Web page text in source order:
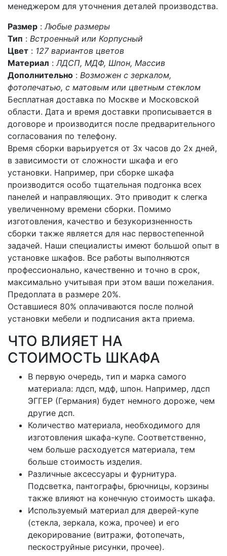
менеджером для уточнения деталей производства.
Размер : Любые размеры
Тип : Встроенный или Корпусный
Цвет : 127 вариантов цветов
Материал : ЛДСП, МДФ, Шпон, Массив
Дополнительно : Возможен с зеркалом,
фотопечатью, с матовым или цветным стеклом
Бесплатная доставка по Москве и Московской
области. Дата и время доставки прописывается в
договоре и производится после предварительного
согласования по телефону.
Время сборки варьируется от 3х часов до 2х дней,
в зависимости от сложности шкафа и его
установки. Например, при сборке шкафа
производится особо тщательная подгонка всех
панелей и направляющих. Это приводит к слегка
увеличенному времени сборки. Помимо
изготовления, качество и безукоризненность
сборки также является для нас первостепенной
задачей. Наши специалисты имеют большой опыт в
установке шкафов. Все работы выполняются
профессионально, качественно и точно в срок,
максимально учитывая при этом ваши пожелания.
Предоплата в размере 20%.
Оставшиеся 80% оплачиваются после полной
установки мебели и подписания акта приема.
ЧТО ВЛИЯЕТ НА
СТОИМОСТЬ ШКАФА
В первую очередь, тип и марка самого
материала: лдсп, мдф, шпон. Например, лдсп
ЭГГЕР (Германия) будет немного дороже, чем
другие дсп.
Количество материала, необходимого для
изготовления шкафа-купе. Соответственно,
чем больше расходуется материала, тем
больше стоимость изделия.
Различные аксессуары и фурнитура.
Подсветка, пантографы, брючницы, корзины
также влияют на конечную стоимость шкафа.
Используемый материал для дверей-купе
(стекла, зеркала, кожа, прочее) и его
декорирование (витражи, фотопечать,
пескоструйные рисунки, прочее).